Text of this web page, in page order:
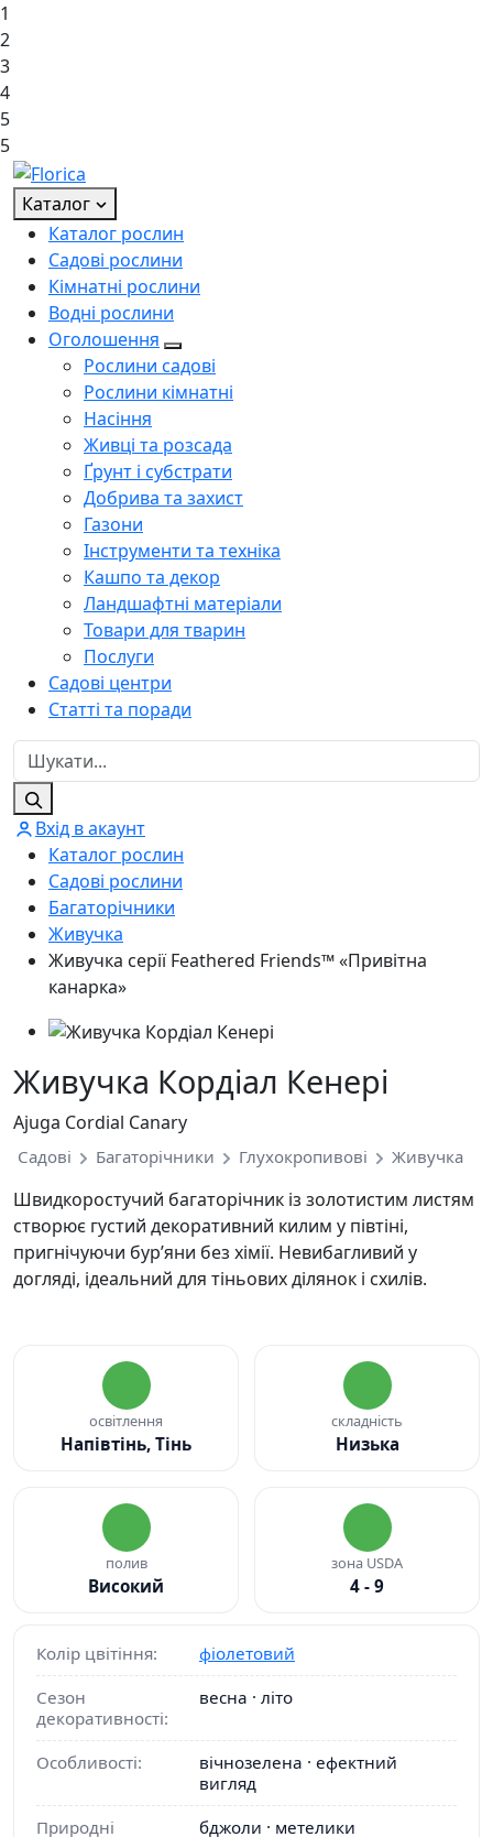
1
2
3
4
5
5
Каталог
Каталог рослин
Садові рослини
Кімнатні рослини
Водні рослини
Оголошення
Рослини садові
Рослини кімнатні
Насіння
Живці та розсада
Ґрунт і субстрати
Добрива та захист
Газони
Інструменти та техніка
Кашпо та декор
Ландшафтні матеріали
Товари для тварин
Послуги
Садові центри
Статті та поради
Вхід в акаунт
Каталог рослин
Садові рослини
Багаторічники
Живучка
Живучка серії Feathered Friends™ «Привітна
канарка»
Живучка Кордіал Кенері
Ajuga Cordial Canary
Садові Багаторічники Глухокропивові Живучка
Швидкоростучий багаторічник із золотистим листям
створює густий декоративний килим у півтіні,
пригнічуючи бур’яни без хімії. Невибагливий у
догляді, ідеальний для тіньових ділянок і схилів.
освітлення
Напівтінь, Тінь
складність
Низька
полив
Високий
зона USDA
4 - 9
Колір цвітіння:
фіолетовий
Сезон
декоративності:
весна · літо
Особливості:
вічнозелена · ефектний
вигляд
Природні
бджоли · метелики